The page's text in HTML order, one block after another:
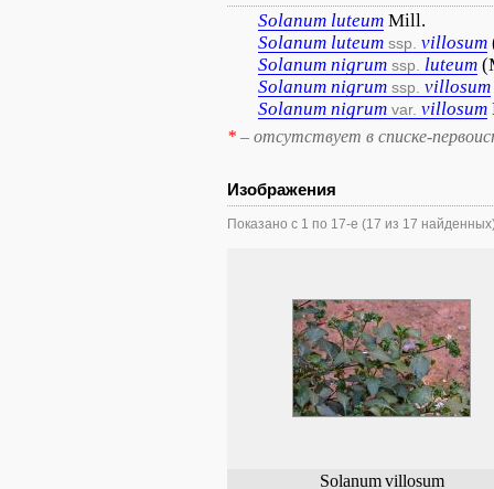
Solanum luteum Mill.
Solanum luteum ssp. villosum
Solanum nigrum ssp. luteum
Solanum nigrum ssp. villosum
Solanum nigrum var. villosum
* – отсутствует в списке-
Изображения
Показано с 1 по 17-е (17 из 17
Solanum villosum